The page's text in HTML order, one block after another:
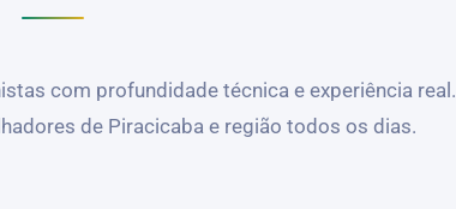
com profundidade técnica e experiência real.
de Piracicaba e região todos os dias.